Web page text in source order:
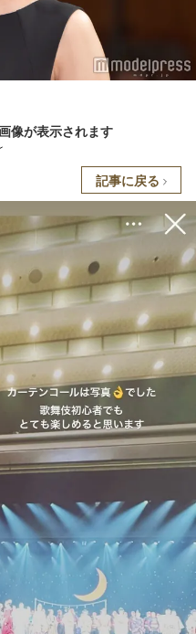
像が表示されます
記事に戻る